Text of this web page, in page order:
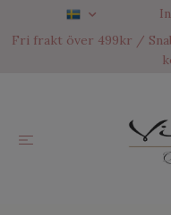
Fri frakt över 499kr /